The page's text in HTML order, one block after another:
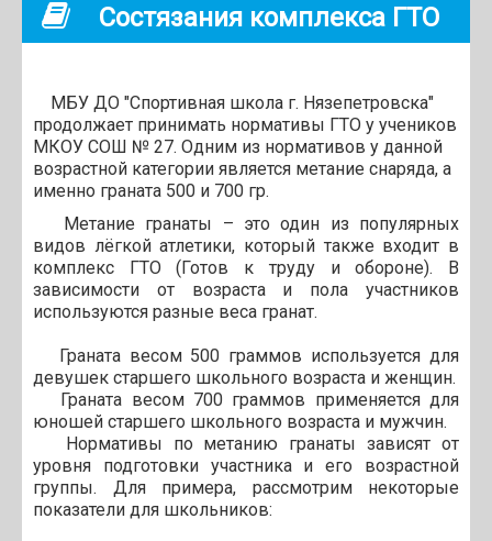
Состязания комплекса ГТО
МБУ ДО "Спортивная школа г. Нязепетровска"
продолжает принимать нормативы ГТО у учеников
МКОУ СОШ № 27. Одним из нормативов у данной
возрастной категории является метание снаряда, а
именно граната 500 и 700 гр.
Метание гранаты – это один из популярных
видов лёгкой атлетики, который также входит в
комплекс ГТО (Готов к труду и обороне). В
зависимости от возраста и пола участников
используются разные веса гранат.
Граната весом 500 граммов используется для
девушек старшего школьного возраста и женщин.
Граната весом 700 граммов применяется для
юношей старшего школьного возраста и мужчин.
Нормативы по метанию гранаты зависят от
уровня подготовки участника и его возрастной
группы. Для примера, рассмотрим некоторые
показатели для школьников: